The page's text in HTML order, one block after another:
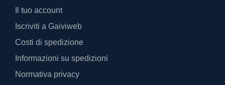
Il tuo account
Iscriviti a Gaiviweb
Costi di spedizione
Informazioni su spedizioni
Normativa privacy